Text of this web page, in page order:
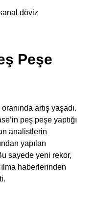
Peşe
artış yaşadı.
peş peşe yaptığı
analistlerin
yapılan
sayede yeni rekor,
haberlerinden